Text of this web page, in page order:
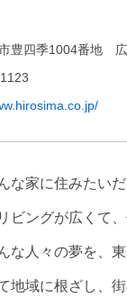
豊四季1004番地 広
な家に住みたい
ビングが広くて
な人々の夢を、
地域に根ざし、